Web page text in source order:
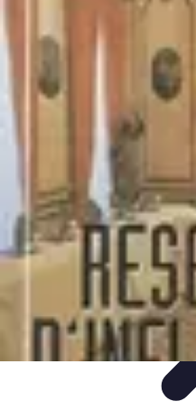
Guidance et Mentorat
MentoratAvis d'Experts Inspiration
Guidance Créateurs